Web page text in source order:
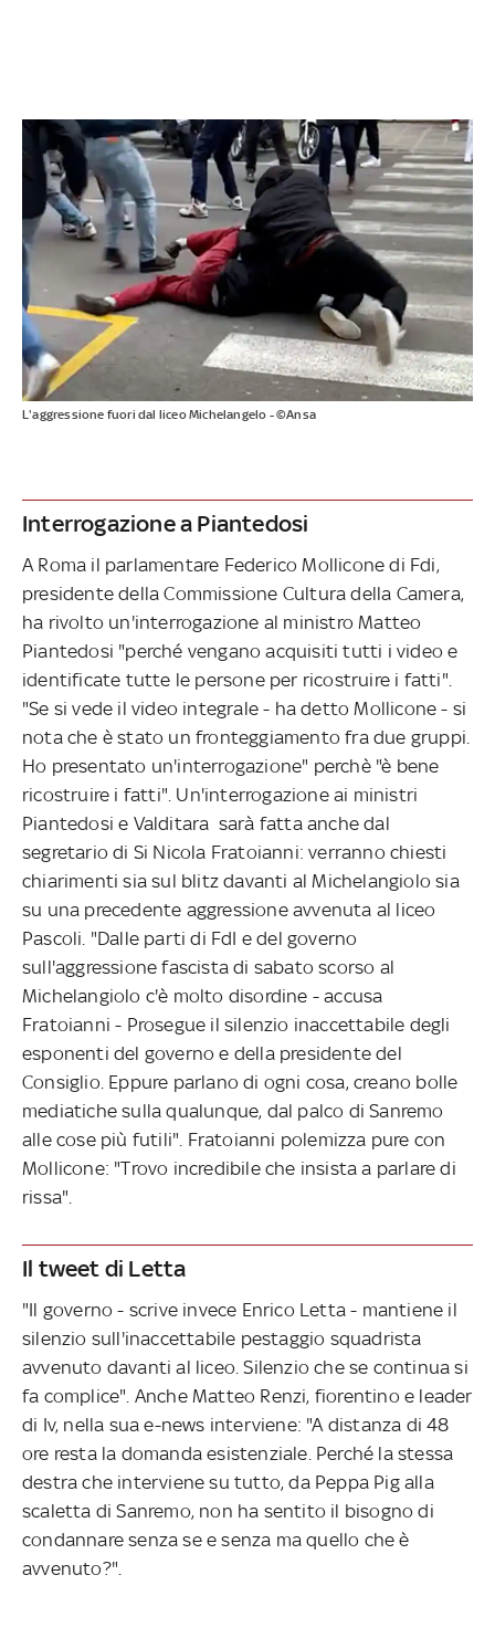
L'aggressione fuori dal liceo Michelangelo - ©Ansa
Interrogazione a Piantedosi
A Roma il parlamentare Federico Mollicone di Fdi,
presidente della Commissione Cultura della Camera,
ha rivolto un'interrogazione al ministro Matteo
Piantedosi "perché vengano acquisiti tutti i video e
identificate tutte le persone per ricostruire i fatti".
"Se si vede il video integrale - ha detto Mollicone - si
nota che è stato un fronteggiamento fra due gruppi.
Ho presentato un'interrogazione" perchè "è bene
ricostruire i fatti". Un'interrogazione ai ministri
Piantedosi e Valditara sarà fatta anche dal
segretario di Si Nicola Fratoianni: verranno chiesti
chiarimenti sia sul blitz davanti al Michelangiolo sia
su una precedente aggressione avvenuta al liceo
Pascoli. "Dalle parti di FdI e del governo
sull'aggressione fascista di sabato scorso al
Michelangiolo c'è molto disordine - accusa
Fratoianni - Prosegue il silenzio inaccettabile degli
esponenti del governo e della presidente del
Consiglio. Eppure parlano di ogni cosa, creano bolle
mediatiche sulla qualunque, dal palco di Sanremo
alle cose più futili". Fratoianni polemizza pure con
Mollicone: "Trovo incredibile che insista a parlare di
rissa".
Il tweet di Letta
"Il governo - scrive invece Enrico Letta - mantiene il
silenzio sull'inaccettabile pestaggio squadrista
avvenuto davanti al liceo. Silenzio che se continua si
fa complice". Anche Matteo Renzi, fiorentino e leader
di Iv, nella sua e-news interviene: "A distanza di 48
ore resta la domanda esistenziale. Perché la stessa
destra che interviene su tutto, da Peppa Pig alla
scaletta di Sanremo, non ha sentito il bisogno di
condannare senza se e senza ma quello che è
avvenuto?".